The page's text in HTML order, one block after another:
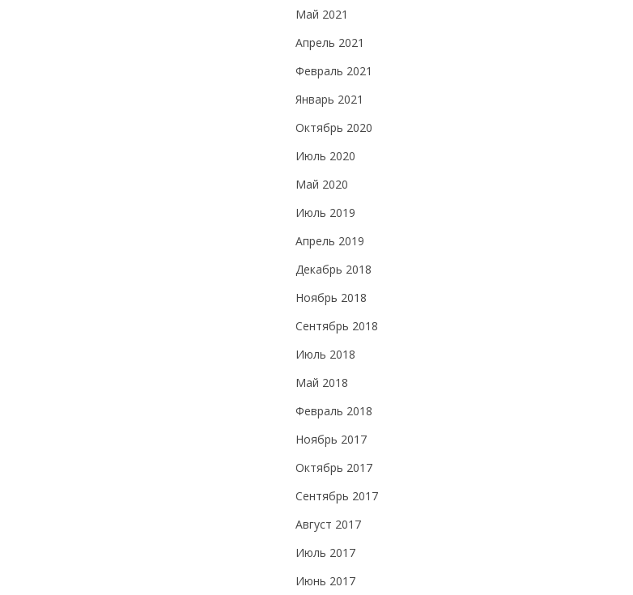
Май 2021
Апрель 2021
Февраль 2021
Январь 2021
Октябрь 2020
Июль 2020
Май 2020
Июль 2019
Апрель 2019
Декабрь 2018
Ноябрь 2018
Сентябрь 2018
Июль 2018
Май 2018
Февраль 2018
Ноябрь 2017
Октябрь 2017
Сентябрь 2017
Август 2017
Июль 2017
Июнь 2017